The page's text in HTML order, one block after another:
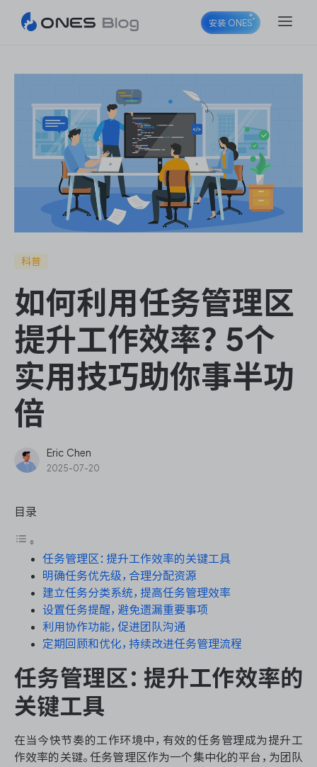
ONES Project
ONES Wiki
ONES Desk
ONES Assistant
敏捷研发管理
企业知识库管理
研发效能管理
DevOps
资源和工时管理
服务台和工单管理
IPD 研发管理
ASPICE 研发管理
安装 ONES
科普
如何利用任务管理区
提升工作效率？5个
实用技巧助你事半功
倍
Eric Chen
2025-07-20
目录
任务管理区：提升工作效率的关键工具
明确任务优先级，合理分配资源
建立任务分类系统，提高任务管理效率
设置任务提醒，避免遗漏重要事项
利用协作功能，促进团队沟通
定期回顾和优化，持续改进任务管理流程
任务管理区：提升工作效率的
关键工具
在当今快节奏的工作环境中，有效的任务管理成为提升工
作效率的关键。任务管理区作为一个集中化的平台，为团队